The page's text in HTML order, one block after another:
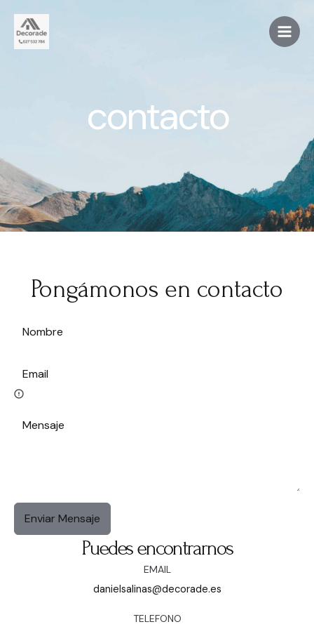
contenido
Main
contacto
Puedes encontrarnos
EMAIL
danielsalinas@decorade.es
TELEFONO
Pongámonos en contacto
Enviar Mensaje